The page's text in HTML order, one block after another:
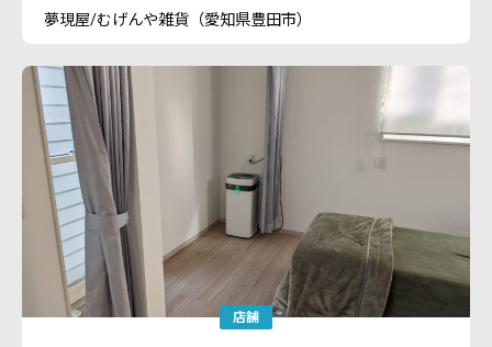
夢現屋/むげんや雑貨（愛知県豊田市）
店舗